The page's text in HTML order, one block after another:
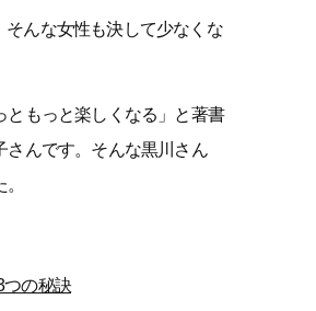
んな女性も決して少なくな
ともっと楽しくなる」と著書
さんです。そんな黒川さん
つの秘訣